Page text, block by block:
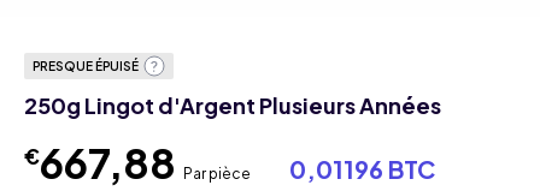
PRESQUE ÉPUISÉ
250g Lingot d'Argent Plusieurs Années
€667,88 Par pièce 0,01196 BTC